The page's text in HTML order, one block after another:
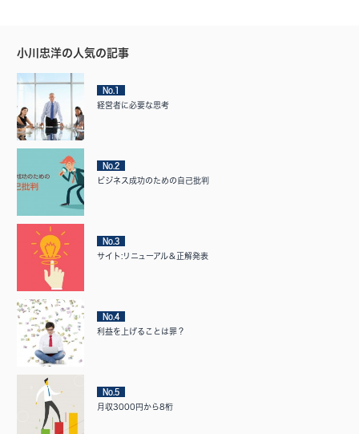
小川忠洋の人気の記事
No.1
経営者に必要な思考
No.2
ビジネス成功のための自己批判
No.3
サイト:リニューアル＆正解発表
No.4
利益を上げることは罪？
No.5
月収3000円から8桁